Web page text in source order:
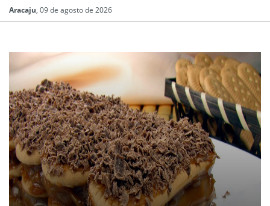
Aracaju, 09 de agosto de 2026